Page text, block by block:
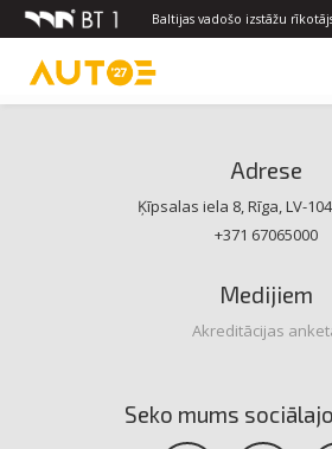
Baltijas vadošo izstāžu
Adrese
Ķīpsalas iela 8, Rīga, LV-
+371 67065000
Medijiem
Akreditācijas
Seko mums